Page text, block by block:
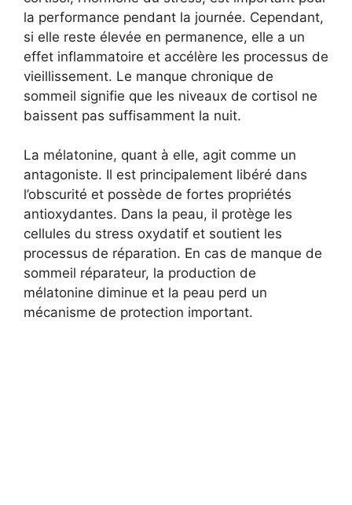
la performance pendant la journée. Cependant,
si elle reste élevée en permanence, elle a un
effet inflammatoire et accélère les processus de
vieillissement. Le manque chronique de
sommeil signifie que les niveaux de cortisol ne
baissent pas suffisamment la nuit.
La mélatonine, quant à elle, agit comme un
antagoniste. Il est principalement libéré dans
l’obscurité et possède de fortes propriétés
antioxydantes. Dans la peau, il protège les
cellules du stress oxydatif et soutient les
processus de réparation. En cas de manque de
sommeil réparateur, la production de
mélatonine diminue et la peau perd un
mécanisme de protection important.